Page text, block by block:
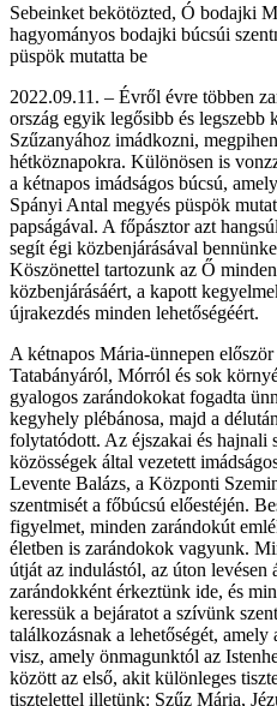
Sebeinket bekötözted, Ó bodajki
hagyományos bodajki búcsúi
püspök mutatta be
2022.09.11. – Évről évre többen
ország egyik legősibb és
Szűzanyához imádkozni,
hétköznapokra. Különösen is
a kétnapos imádságos búcsú,
Spányi Antal megyés püspök
papságával. A főpásztor azt
segít égi közbenjárásával
Köszönettel tartozunk az Ő
közbenjárásáért, a kapott
újrakezdés minden lehetőségéért.
A kétnapos Mária-ünnepen
Tatabányáról, Mórról és sok
gyalogos zarándokokat fogadta
kegyhely plébánosa, majd a
folytatódott. Az éjszakai és hajnali
közösségek által vezetett
Levente Balázs, a Központi
szentmisét a főbúcsú előestéjén.
figyelmet, minden zarándokút
életben is zarándokok vagyunk.
útját az indulástól, az úton levésen
zarándokként érkeztünk ide, és
keressük a bejáratot a szívünk
találkozásnak a lehetőségét,
visz, amely önmagunktól az
között az első, akit különleges
tisztelettel illetünk: Szűz Mária,